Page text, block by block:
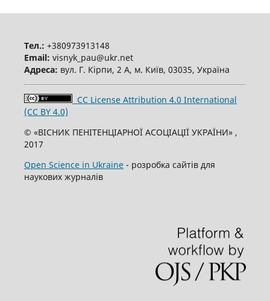
Тел.: +380973913148
Email: visnyk_pau@ukr.net
Адреса: вул. Г. Кірпи, 2 А, м. Київ, 03035, Україна
CC License Attribution 4.0 International
(CC BY 4.0)
© «ВІСНИК ПЕНІТЕНЦІАРНОЇ АСОЦІАЦІЇ УКРАЇНИ» ,
2017
Open Science in Ukraine- розробка сайтів для
наукових журналів